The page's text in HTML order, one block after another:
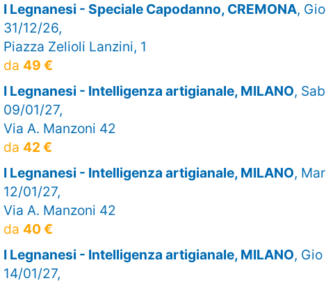
I Legnanesi - Speciale Capodanno, CREMONA, Gio
31/12/26,
Piazza Zelioli Lanzini, 1
da 49 €
I Legnanesi - Intelligenza artigianale, MILANO, Sab
09/01/27,
Via A. Manzoni 42
da 42 €
I Legnanesi - Intelligenza artigianale, MILANO, Mar
12/01/27,
Via A. Manzoni 42
da 40 €
I Legnanesi - Intelligenza artigianale, MILANO, Gio
14/01/27,